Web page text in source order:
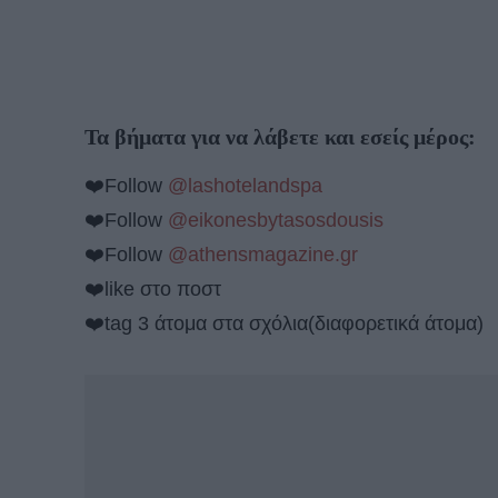
Τα βήματα για να λάβετε και εσείς μέρος:
❤️Follow @lashotelandspa
❤️Follow @eikonesbytasosdousis
❤️Follow @athensmagazine.gr
❤️like στο ποστ
❤️tag 3 άτομα στα σχόλια(διαφορετικά άτομα)